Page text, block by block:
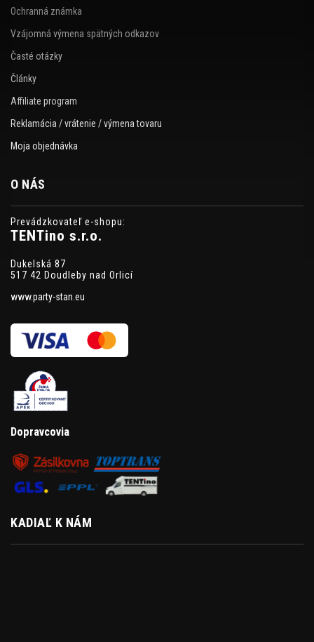
Ochranná známka
Vzájomná výmena spätných odkazov
Časté otázky
Články
Affiliate program
Reklamácia / vrátenie / výmena tovaru
Moja objednávka
O NÁS
Prevádzkovateľ e-shopu:
TENTino s.r.o.
Dukelská 87
517 42 Doudleby nad Orlicí
www.party-stan.eu
Dopravcovia
KADIAĽ K NÁM